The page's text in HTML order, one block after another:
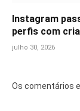
Instagram
perfis com
julho 30, 2026
Os comentários